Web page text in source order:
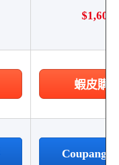
$1,600
蝦皮購
Coupang